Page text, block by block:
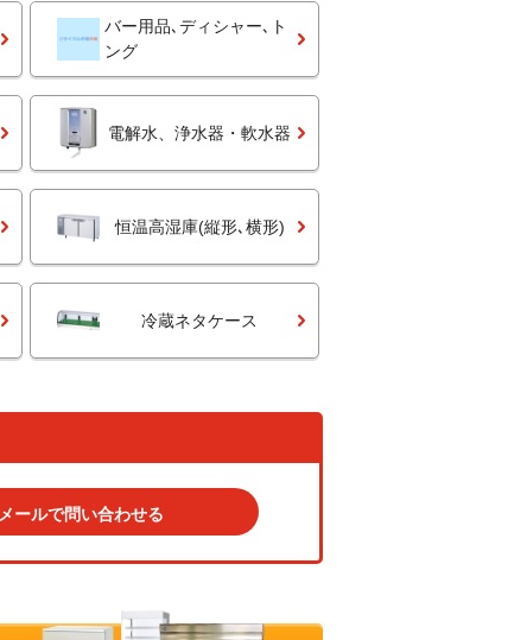
バー用品､ディシャー､ト
ング
電解水、浄水器・軟水器
恒温高湿庫(縦形､横形)
冷蔵ネタケース
メールで問い合わせる